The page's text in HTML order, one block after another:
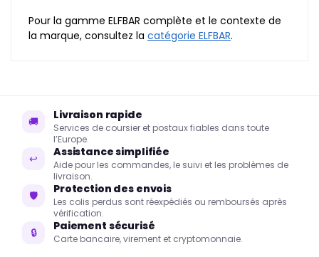
Pour la gamme ELFBAR complète et le contexte de
la marque, consultez la catégorie ELFBAR.
🚚 Livraison rapide
Services de coursier et postaux fiables dans toute
l’Europe.
↩ Assistance simplifiée
Aide pour les commandes, le suivi et les problèmes de
livraison.
🛡 Protection des envois
Les colis perdus sont réexpédiés ou remboursés après
vérification.
🔒 Paiement sécurisé
Carte bancaire, virement et cryptomonnaie.